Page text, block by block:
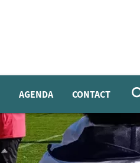
AGENDA CONTACT